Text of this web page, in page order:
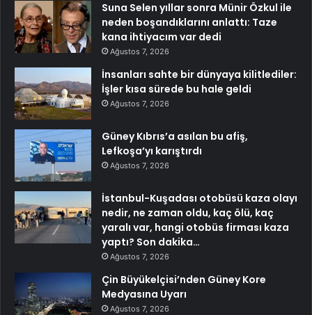
Suna Selen yıllar sonra Münir Özkul ile
neden boşandıklarını anlattı: Taze
kana ihtiyacım var dedi
Ağustos 7, 2026
İnsanları sahte bir dünyaya kilitlediler:
İşler kısa sürede bu hale geldi
Ağustos 7, 2026
Güney Kıbrıs’a asılan bu afiş,
Lefkoşa’yı karıştırdı
Ağustos 7, 2026
İstanbul-Kuşadası otobüsü kaza olayı
nedir, ne zaman oldu, kaç ölü, kaç
yaralı var, hangi otobüs firması kaza
yaptı? Son dakika…
Ağustos 7, 2026
Çin Büyükelçisi’nden Güney Kore
Medyasına Uyarı
Ağustos 7, 2026